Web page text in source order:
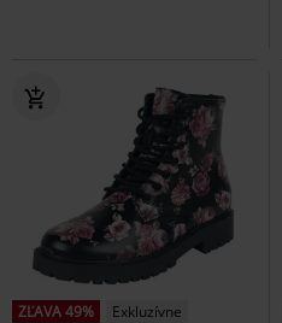
ZĽAVA 49%
Exkluzívne